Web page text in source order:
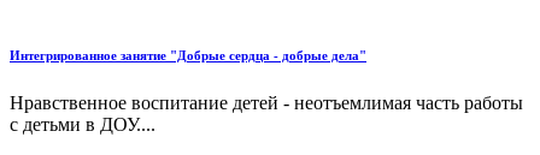
Интегрированное занятие "Добрые сердца - добрые дела"
Нравственное воспитание детей - неотъемлимая часть работы
с детьми в ДОУ....